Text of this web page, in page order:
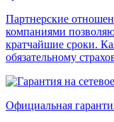
Партнерские
компаниями
кратчайшие сроки.
обязательному
Официальная